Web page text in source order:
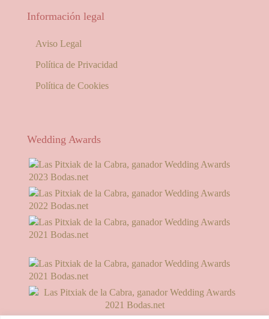
Información legal
Aviso Legal
Política de Privacidad
Política de Cookies
Wedding Awards